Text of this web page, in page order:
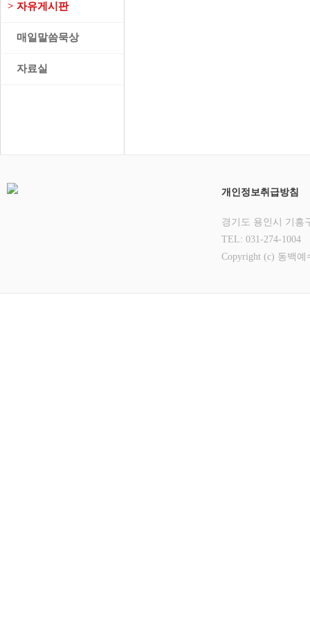
> 자유게시판
매일말씀묵상
자료실
개인정보취급방침
경기도 용인시 기흥
TEL: 031-274-1004
Copyright (c) 동백